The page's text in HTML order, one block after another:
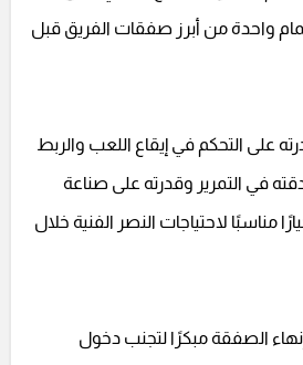
إتمام واحدة من أبرز صفقات الفريق قبل
على التحكم في إيقاع اللعب والربط
في التمرير وقدرته على صناعة
مناسبًا لاحتياجات النصر الفنية خلال
الصفقة مبكرًا لتجنب دخول